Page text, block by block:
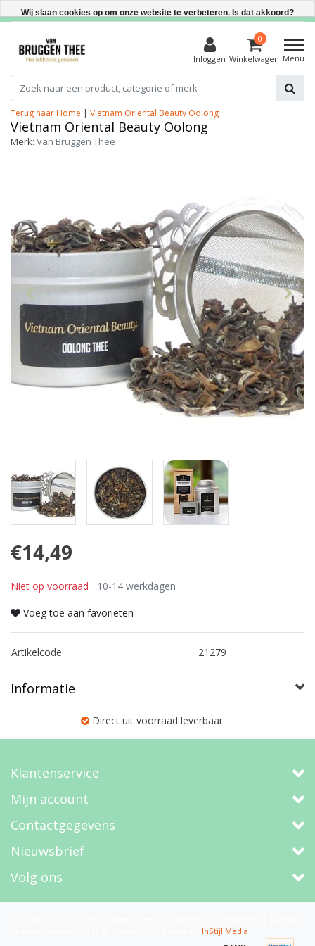
Direct uit voorraad leverbaar
Inloggen
0
Winkelwagen Menu
Terug naar Home | Vietnam Oriental Beauty Oolong
Vietnam Oriental Beauty Oolong
Merk: Van Bruggen Thee
€14,49
Niet op voorraad
10-14 werkdagen
Voeg toe aan favorieten
Artikelcode 21279
Informatie
Direct uit voorraad leverbaar
Klantenservice
Mijn account
Contactgegevens
Nieuwsbrief
Volg ons
InStijl Media
Wij slaan cookies op om onze website te verbeteren. Is dat akkoord?
Meer over cookies »